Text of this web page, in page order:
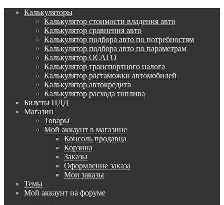
Калькуляторы
Калькулятор стоимости владения авто
Калькулятор сравнения авто
Калькулятор подбора авто по потребностям
Калькулятор подбора авто по параметрам
Калькулятор ОСАГО
Калькулятор транспортного налога
Калькулятор растаможки автомобилей
Калькулятор автокредита
Калькулятор расхода топлива
Билеты ПДД
Магазин
Товары
Мой аккаунт в магазине
Консоль продавца
Корзина
Заказы
Оформление заказа
Мои заказы
Темы
Мой аккаунт на форуме